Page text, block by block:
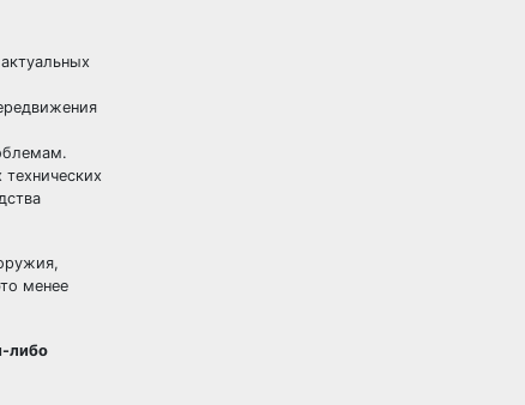
менее
либо